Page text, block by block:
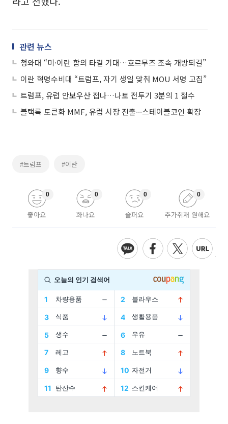
관련 뉴스
청와대 “미·이란 합의 타결 기대…호르무즈 조속 개방되길”
이란 혁명수비대 “트럼프, 자기 생일 맞춰 MOU 서명 고집”
트럼프, 유럽 안보우산 접나…나토 전투기 3분의 1 철수
블랙록 토큰화 MMF, 유럽 시장 진출∙∙∙스테이블코인 확장
#트럼프 #이란
좋아요
0
화나요
0
슬퍼요
0
추가취재 원해요
0